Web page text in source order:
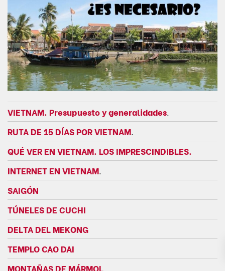
VIETNAM. Presupuesto y generalidades.
RUTA DE 15 DÍAS POR VIETNAM.
QUÉ VER EN VIETNAM. LOS IMPRESCINDIBLES.
INTERNET EN VIETNAM.
SAIGÓN
TÚNELES DE CUCHI
DELTA DEL MEKONG
TEMPLO CAO DAI
MONTAÑAS DE MÁRMOL